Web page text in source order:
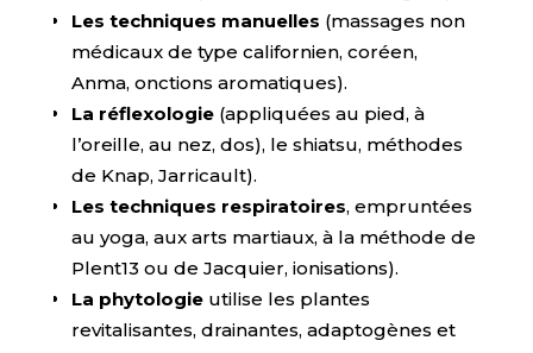
Les techniques manuelles (massages non
médicaux de type californien, coréen,
Anma, onctions aromatiques).
La réflexologie(appliquées au pied, à
l’oreille, au nez, dos), le shiatsu, méthodes
de Knap, Jarricault).
Les techniques respiratoires, empruntées
au yoga, aux arts martiaux, à la méthode de
Plent13 ou de Jacquier, ionisations).
La phytologie utilise les plantes
revitalisantes, drainantes, adaptogènes et